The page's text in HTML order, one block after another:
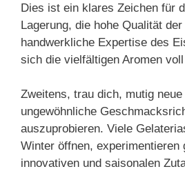
Dies ist ein klares Zeichen für
Lagerung, die hohe Qualität
handwerkliche Expertise des
sich die vielfältigen Aromen
Zweitens, trau dich, mutig
ungewöhnliche
auszuprobieren. Viele
Winter öffnen, experimentieren
innovativen und saisonalen